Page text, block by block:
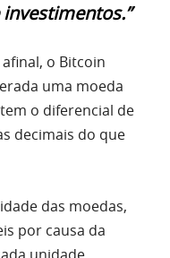
o Bitcoin
uma moeda
o diferencial de
decimais do que
das moedas,
por causa da